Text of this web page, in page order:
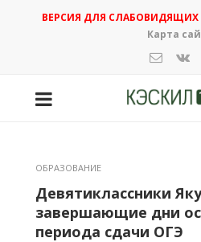
ВЕРСИЯ ДЛЯ СЛАБОВИДЯЩИХ
Карта
ОБРАЗОВАНИЕ
Девятиклассники
завершающие дни
периода сдачи ОГЭ